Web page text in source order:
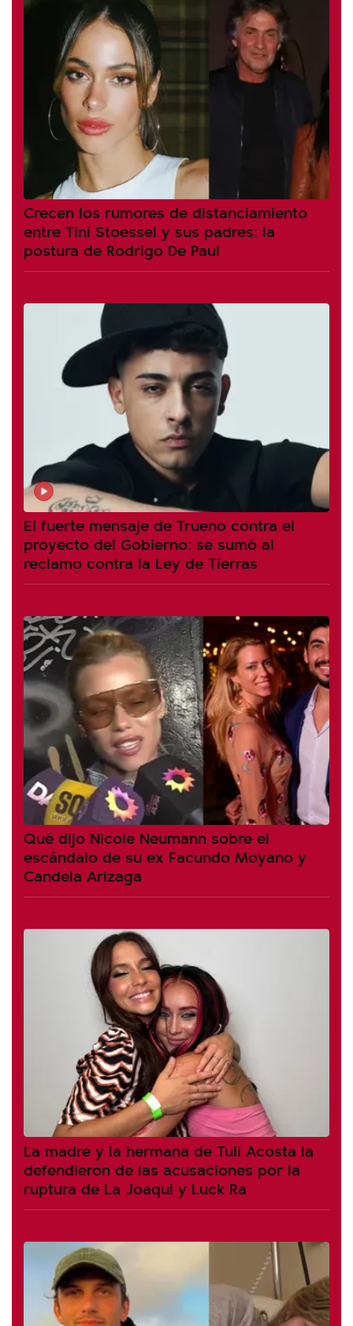
Crecen los rumores de distanciamiento
entre Tini Stoessel y sus padres: la
postura de Rodrigo De Paul
El fuerte mensaje de Trueno contra el
proyecto del Gobierno: se sumó al
reclamo contra la Ley de Tierras
Qué dijo Nicole Neumann sobre el
escándalo de su ex Facundo Moyano y
Candela Arizaga
La madre y la hermana de Tuli Acosta la
defendieron de las acusaciones por la
ruptura de La Joaqui y Luck Ra